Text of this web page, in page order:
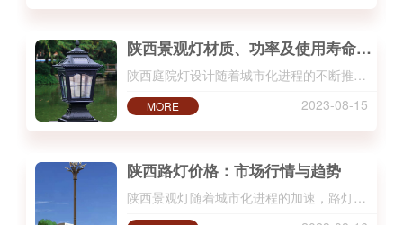
陕西景观灯材质、功率及使用寿命对比
陕西庭院灯设计随着城市化进程的不断推进，路… ...
MORE 2023-08-15
陕西路灯价格：市场行情与趋势
陕西景观灯随着城市化进程的加速，路灯在城市… ...